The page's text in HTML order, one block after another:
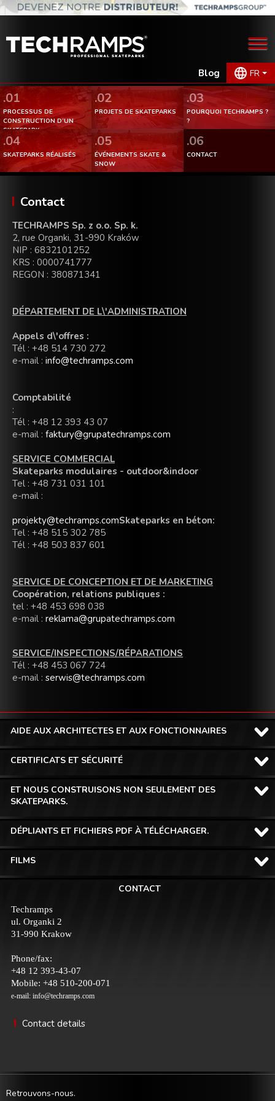
Blog FR
.01
PROCESSUS DE
CONSTRUCTION D’UN
SKATEPARK.
.02
PROJETS DE SKATEPARKS
.03
POURQUOI TECHRAMPS ?
?
.04
SKATEPARKS RÉALISÉS
.05
ÉVÉNEMENTS SKATE &
SNOW
.06
CONTACT
Contact
TECHRAMPS Sp. z o.o. Sp. k.
2, rue Organki, 31-990 Kraków
NIP : 6832101252
KRS : 0000741777
REGON : 380871341
DÉPARTEMENT DE L\'ADMINISTRATION
Appels d\'offres :
Tél : +48 514 730 272
e-mail : info@techramps.com
Comptabilité
:
Tél : +48 12 393 43 07
e-mail : faktury@grupatechramps.com
SERVICE COMMERCIAL
Skateparks modulaires - outdoor&indoor
Tel : +48 731 031 101
e-mail :
projekty@techramps.comSkateparks en béton:
Tel : +48 515 302 785
Tél : +48 503 837 601
SERVICE DE CONCEPTION ET DE MARKETING
Coopération, relations publiques :
tel : +48 453 698 038
e-mail : reklama@grupatechramps.com
SERVICE/INSPECTIONS/RÉPARATIONS
Tél : +48 453 067 724
e-mail : serwis@techramps.com
AIDE AUX ARCHITECTES ET AUX FONCTIONNAIRES
CERTIFICATS ET SÉCURITÉ
ET NOUS CONSTRUISONS NON SEULEMENT DES
SKATEPARKS.
DÉPLIANTS ET FICHIERS PDF À TÉLÉCHARGER.
FILMS
CONTACT
Techramps
ul. Organki 2
31-990 Krakow
Phone/fax:
+48 12 393-43-07
Mobile: +48 510-200-071
e-mail: info@techramps.com
Contact details
Retrouvons-nous.